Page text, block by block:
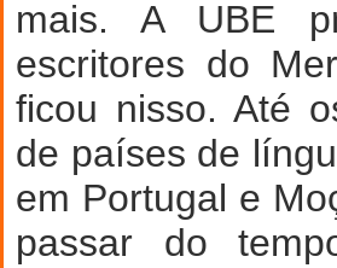
mais. A UBE
escritores do
ficou nisso. Até
de países de
em Portugal e
passar do